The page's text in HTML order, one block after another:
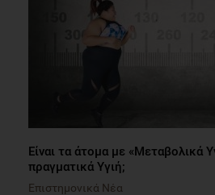
Είναι τα άτομα με «Μεταβολικά
πραγματικά Υγιή;
Επιστημονικά Νέα